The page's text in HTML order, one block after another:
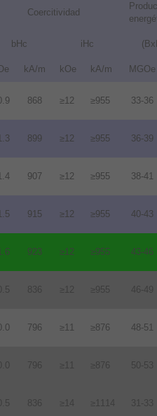
Coercitividad
bHc iHc
kA/m kOe kA/m MGOe
868 ≥12 ≥955 33-36
899 ≥12 ≥955 36-39
907 ≥12 ≥955 38-41
915 ≥12 ≥955 40-43
923 ≥12 ≥955 43-46
836 ≥12 ≥955 46-49
796 ≥11 ≥876 48-51
796 ≥11 ≥876 50-53
836 ≥14 ≥1114 31-33